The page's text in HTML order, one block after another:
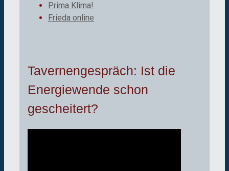
Prima Klima!
Frieda online
Tavernengespräch: Ist die
Energiewende schon
gescheitert?